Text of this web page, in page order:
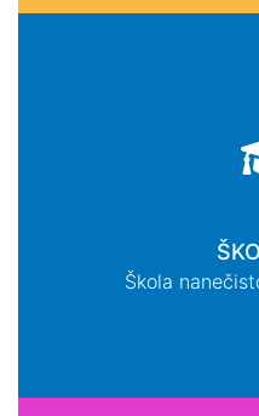
Škola